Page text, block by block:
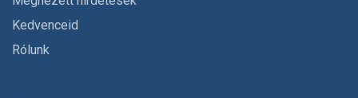
Kedvenceid
Rólunk